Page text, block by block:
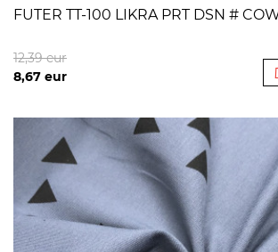
FUTER TT-100 LIKRA PRT DSN #
8,67 eur
12,39eur